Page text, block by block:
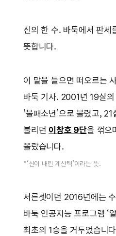
신의 한 수. 바둑에서 판세
뜻합니다.
이 말을 들으면 떠오르는
바둑 기사. 2001년 19살
‘불패소년’으로 불렸고, 21
불리던 이창호 9단을 꺾으
올랐습니다.
*‘신이 내린 계산력’이라는 뜻.
서른셋이던 2016년에는
바둑 인공지능 프로그램 ‘
최초의 1승을 거두었습니